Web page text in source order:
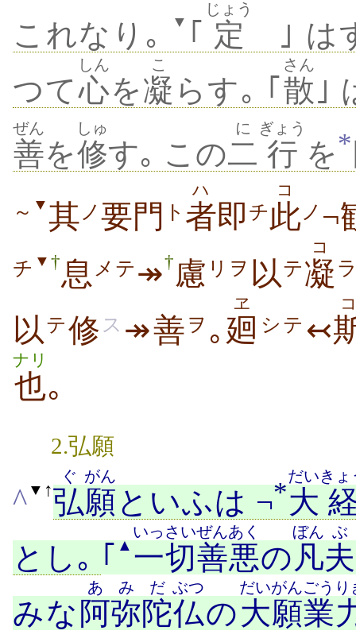
これなり｡
▼ ｢ 定
じょう
｣ は
つて心
しん
を凝
こ
らす｡ ｢ 散
さん
｣
善
ぜん
を修
しゅ
す｡ この二
に
行
ぎょう
を*
～ ▼其 ノ 要門 ト 者
ハ
即 チ 此
コ
ノ ¬
チ ▼ †息 メテ ↠†慮 リヲ 以テ凝
コ
以 テ修 ス ↠善 ヲ ｡ 廻
ヱ
シテ ↢
也
ナリ
｡
2.弘願
^ ▼ ↑弘
ぐ
願
がん
といふは ¬*大
だいきょ
とし｡ ｢ ▲一切
いっさい
善悪
ぜんあく
の 凡
ぼん
夫
ぶ
みな 阿
あ
弥陀
みだ
仏
ぶつ
の大願
だいがん
業
ごうり